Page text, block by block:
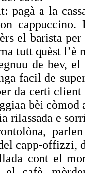
pagà a la
el barista per
tutt quèst l’è
de bev,
facil de
da certi client
bèi còmod
rilassada e
capp-offizzi,
cont el